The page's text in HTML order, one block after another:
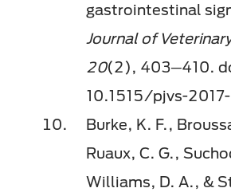
gastrointestinal
Journal of
20(2), 403─410.
10.1515/pjvs-
Burke, K. F.,
Ruaux, C. G.,
Williams, D. A., &